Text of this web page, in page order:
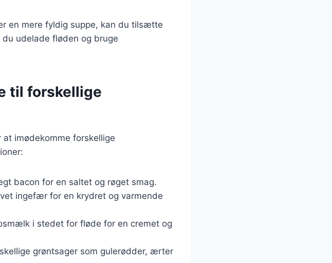
en mere fyldig suppe, kan du tilsætte
udelade fløden og bruge
til forskellige
imødekomme forskellige
bacon for en saltet og røget smag.
ingefær for en krydret og varmende
i stedet for fløde for en cremet og
grøntsager som gulerødder, ærter